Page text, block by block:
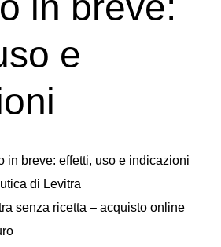
e
in breve: effetti, uso e indicazioni
di Levitra
senza ricetta – acquisto online